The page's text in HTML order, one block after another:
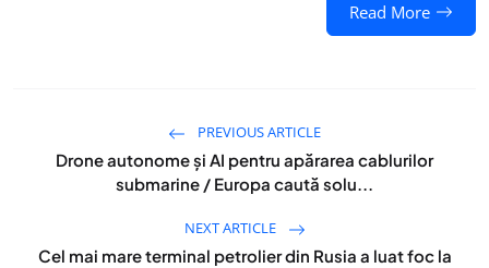
Read More
PREVIOUS ARTICLE
Drone autonome și AI pentru apărarea cablurilor
submarine / Europa caută solu...
NEXT ARTICLE
Cel mai mare terminal petrolier din Rusia a luat foc la